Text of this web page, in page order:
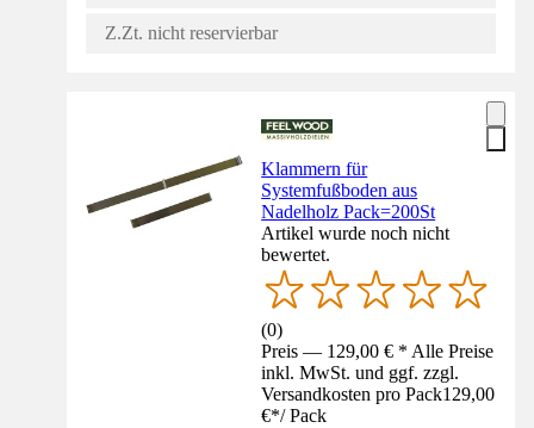
Z.Zt. nicht reservierbar
Klammern für
Systemfußboden aus
Nadelholz Pack=200St
Artikel wurde noch nicht
bewertet.
(0)
Preis — 129,00 € * Alle Preise
inkl. MwSt. und ggf. zzgl.
Versandkosten pro Pack129,00
€*/ Pack